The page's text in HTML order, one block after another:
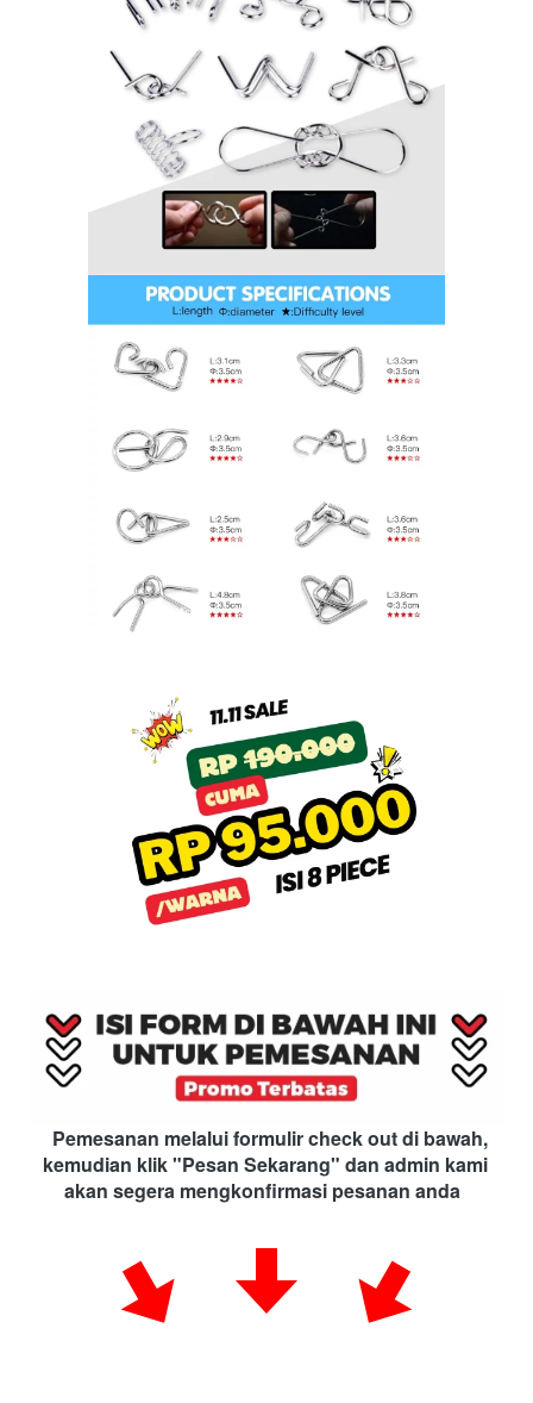
Pemesanan melalui formulir check out di bawah,
kemudian klik "Pesan Sekarang" dan admin kami
akan segera mengkonfirmasi pesanan anda